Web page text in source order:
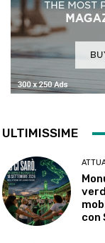
ULTIMISSIME
con